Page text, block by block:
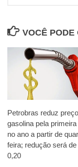
VOCÊ PODE
Petrobras reduz
gasolina pela
no ano a partir de
feira; redução será
0,20